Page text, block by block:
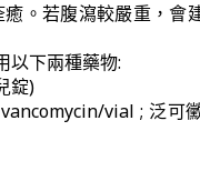
。若腹瀉較嚴重，會
下兩種藥物:
錠)
vial ; 泛可